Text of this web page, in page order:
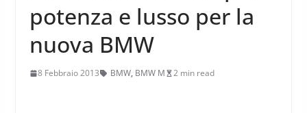
potenza e lusso per la
nuova BMW
8 Febbraio 2013 BMW, BMW M 2 min read